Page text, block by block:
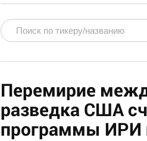
Перемирие
разведка США
программы ИРИ